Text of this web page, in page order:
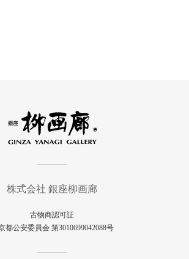
株式会社 銀座柳画廊
古物商認可証
都公安委員会 第3010699042088号